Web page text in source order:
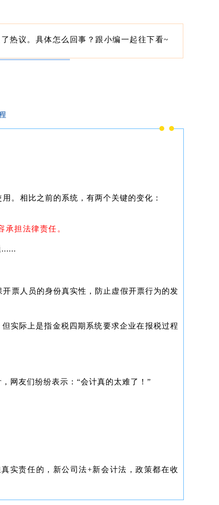
热议。具体怎么回事？跟小编一起往下看~
。 相比之前的系统，有两个关键的变化：
担法律责任。
票人员的身份真实性，防止虚假开票行为的发
实际上是指金税四期系统要求企业在报税过程
网友们纷纷表示：“会计真的太难了！”
实责任的，新公司法+新会计法，政策都在收